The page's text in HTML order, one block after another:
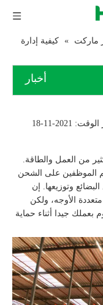
ماركت » كيفية إدارة
أخبار
من العمل والطاقة.
الموظفين على الشحن
وتوزيعها. إن
الأوجه، ولكن
بعملك جيدا أثناء حماية